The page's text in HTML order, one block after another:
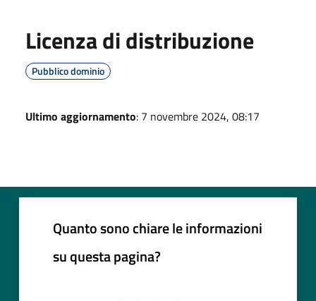
Licenza di distribuzione
Pubblico dominio
Ultimo aggiornamento: 7 novembre 2024, 08:17
Quanto sono chiare le informazioni
su questa pagina?